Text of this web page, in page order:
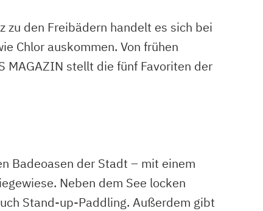
den Freibädern handelt es sich bei
Chlor auskommen. Von frühen
MAGAZIN stellt die fünf Favoriten der
Badeoasen der Stadt – mit einem
Neben dem See locken
Stand-up-Paddling. Außerdem gibt